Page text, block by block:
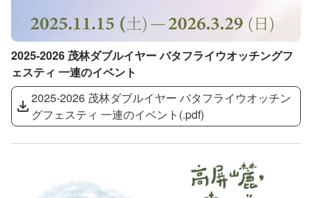
2025-2026 茂林ダブルイヤー バタフライウオッチングフ
ェスティ 一連のイベント
2025-2026 茂林ダブルイヤー バタフライウオッチン
グフェスティ 一連のイベント (.pdf)